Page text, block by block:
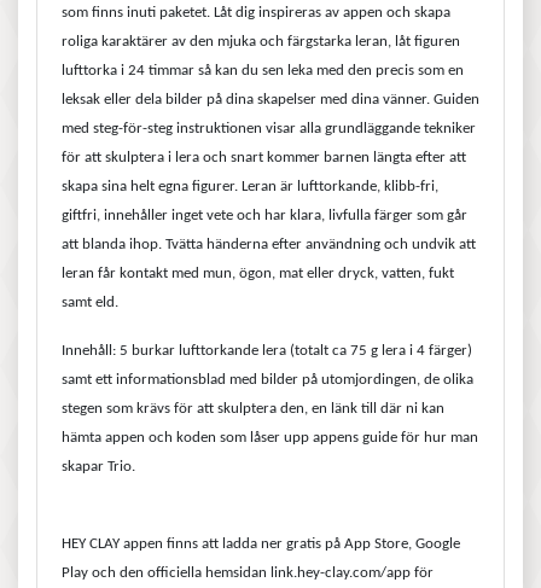
som finns inuti paketet. Låt dig inspireras av appen och skapa
roliga karaktärer av den mjuka och färgstarka leran, låt figuren
lufttorka i 24 timmar så kan du sen leka med den precis som en
leksak eller dela bilder på dina skapelser med dina vänner. Guiden
med steg-för-steg instruktionen visar alla grundläggande tekniker
för att skulptera i lera och snart kommer barnen längta efter att
skapa sina helt egna figurer. Leran är lufttorkande, klibb-fri,
giftfri, innehåller inget vete och har klara, livfulla färger som går
att blanda ihop. Tvätta händerna efter användning och undvik att
leran får kontakt med mun, ögon, mat eller dryck, vatten, fukt
samt eld.
Innehåll: 5 burkar lufttorkande lera (totalt ca 75 g lera i 4 färger)
samt ett informationsblad med bilder på utomjordingen, de olika
stegen som krävs för att skulptera den, en länk till där ni kan
hämta appen och koden som låser upp appens guide för hur man
skapar Trio.
HEY CLAY appen finns att ladda ner gratis på App Store, Google
Play och den officiella hemsidan link.hey-clay.com/app för